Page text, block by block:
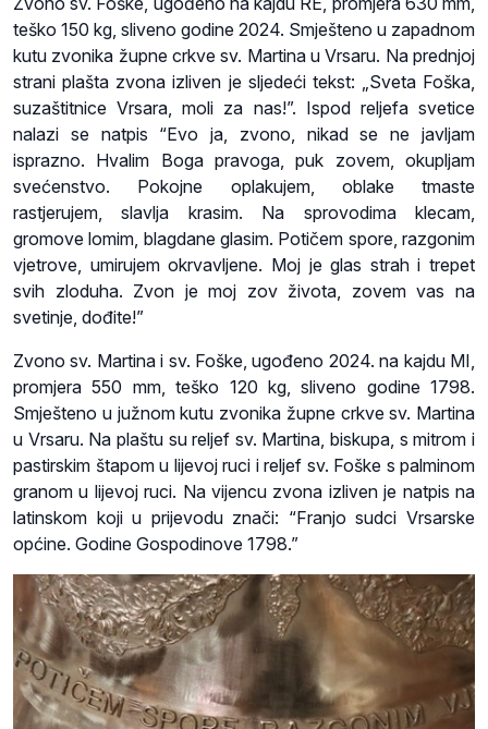
teško 150 kg, sliveno godine 2024. Smješteno u zapadnom
kutu zvonika župne crkve sv. Martina u Vrsaru. Na prednjoj
strani plašta zvona izliven je sljedeći tekst: „Sveta Foška,
suzaštitnice Vrsara, moli za nas!”. Ispod reljefa svetice
nalazi se natpis “Evo ja, zvono, nikad se ne javljam
isprazno. Hvalim Boga pravoga, puk zovem, okupljam
svećenstvo. Pokojne oplakujem, oblake tmaste
rastjerujem, slavlja krasim. Na sprovodima klecam,
gromove lomim, blagdane glasim. Potičem spore, razgonim
vjetrove, umirujem okrvavljene. Moj je glas strah i trepet
svih zloduha. Zvon je moj zov života, zovem vas na
svetinje, dođite!”
Zvono sv. Martina i sv. Foške, ugođeno 2024. na kajdu MI,
promjera 550 mm, teško 120 kg, sliveno godine 1798.
Smješteno u južnom kutu zvonika župne crkve sv. Martina
u Vrsaru. Na plaštu su reljef sv. Martina, biskupa, s mitrom i
pastirskim štapom u lijevoj ruci i reljef sv. Foške s palminom
granom u lijevoj ruci. Na vijencu zvona izliven je natpis na
latinskom koji u prijevodu znači: “Franjo sudci Vrsarske
općine. Godine Gospodinove 1798.”